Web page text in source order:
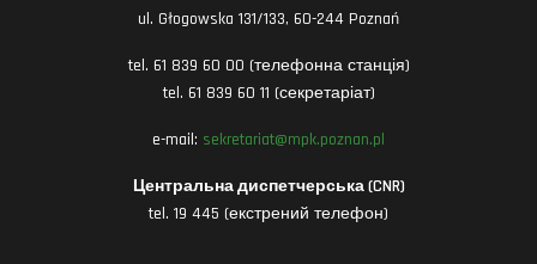
ul. Głogowska 131/133, 60-244 Poznań
tel. 61 839 60 00 (телефонна станція)
tel. 61 839 60 11 (секретаріат)
e-mail: sekretariat@mpk.poznan.pl
Центральна диспетчерська (CNR)
tel. 19 445 (екстрений телефон)